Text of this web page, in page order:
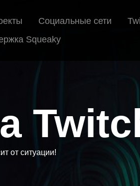
Социальные сети
Squeaky
от ситуации!